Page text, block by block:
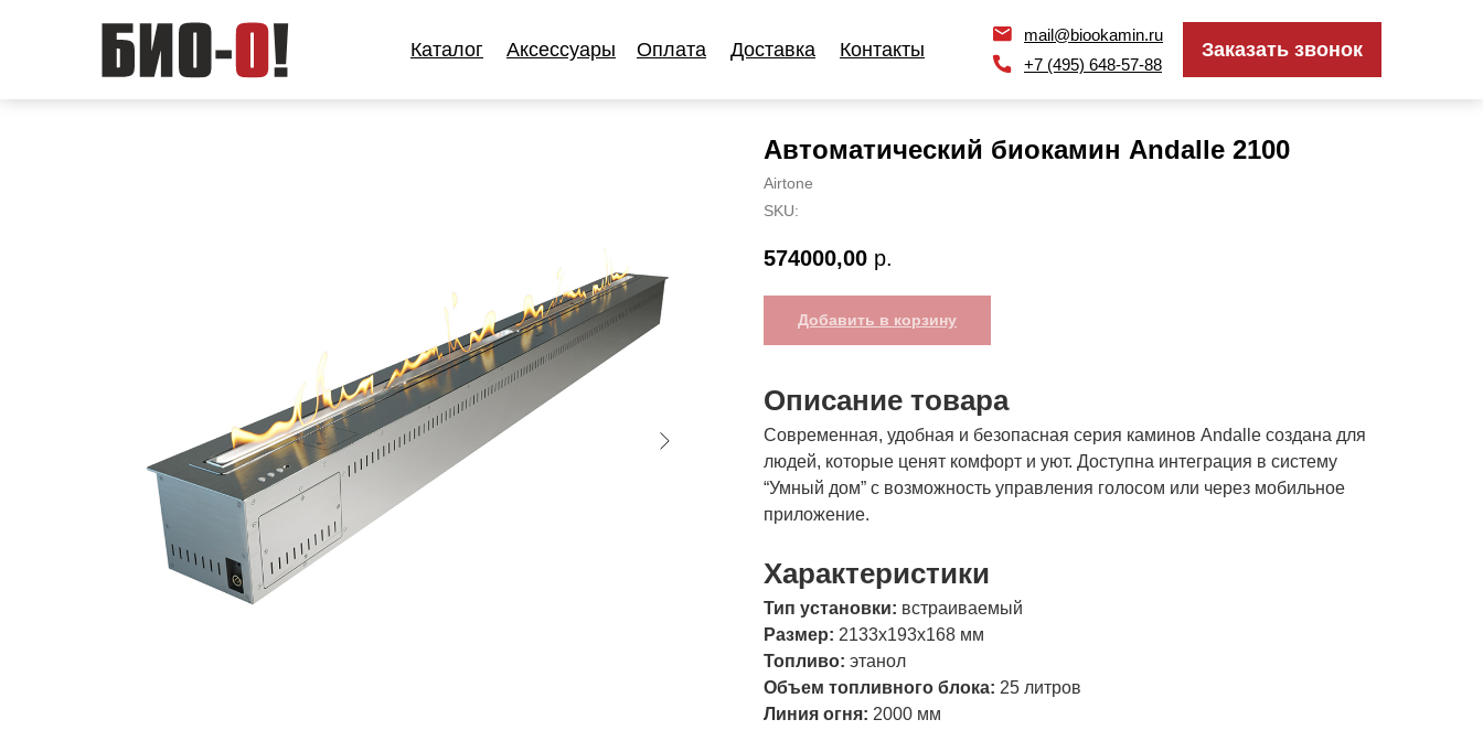
Доставка Контакты
Оплата Заказать звонок
+7 (495) 648-57-88
mail@biookamin.ru
Каталог Аксессуары
Каталог Аксессуары Доставка Контакты
Оплата Заказать звонок
+7 (495) 648-57-88
mail@biookamin.ru
Автоматический биокамин Andalle 2100
Airtone
SKU:
574000,00 р.
Добавить в корзину
Описание товара
Современная, удобная и безопасная серия каминов Andalle создана для
людей, которые ценят комфорт и уют. Доступна интеграция в систему
“Умный дом” с возможность управления голосом или через мобильное
приложение.
Характеристики
Тип установки: встраиваемый
Размер: 2133х193х168 мм
Топливо: этанол
Объем топливного блока: 25 литров
Линия огня: 2000 мм